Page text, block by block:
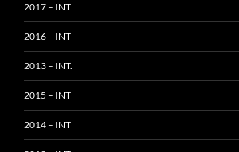
2017 – INT
2016 – INT
2013 – INT.
2015 – INT
2014 – INT